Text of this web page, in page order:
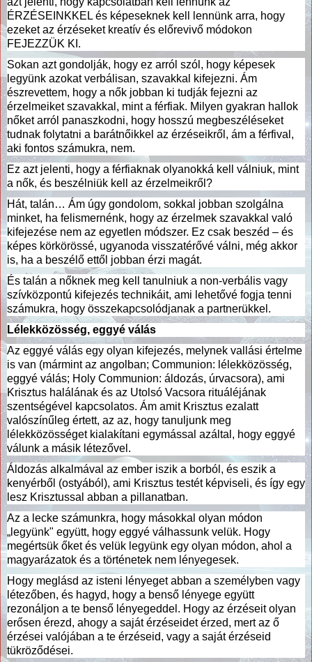
ÉRZÉSEINKKEL és képeseknek kell lennünk arra, hogy
ezeket az érzéseket kreatív és előrevivő módokon
FEJEZZÜK KI.
Sokan azt gondolják, hogy ez arról szól, hogy képesek
legyünk azokat verbálisan, szavakkal kifejezni. Ám
észrevettem, hogy a nők jobban ki tudják fejezni az
érzelmeiket szavakkal, mint a férfiak. Milyen gyakran hallok
nőket arról panaszkodni, hogy hosszú megbeszéléseket
tudnak folytatni a barátnőikkel az érzéseikről, ám a férfival,
aki fontos számukra, nem.
Ez azt jelenti, hogy a férfiaknak olyanokká kell válniuk, mint
a nők, és beszélniük kell az érzelmeikről?
Hát, talán… Ám úgy gondolom, sokkal jobban szolgálna
minket, ha felismernénk, hogy az érzelmek szavakkal való
kifejezése nem az egyetlen módszer. Ez csak beszéd – és
képes körkörössé, ugyanoda visszatérővé válni, még akkor
is, ha a beszélő ettől jobban érzi magát.
És talán a nőknek meg kell tanulniuk a non-verbális vagy
szívközpontú kifejezés technikáit, ami lehetővé fogja tenni
számukra, hogy összekapcsolódjanak a partnerükkel.
Lélekközösség, eggyé válás
Az eggyé válás egy olyan kifejezés, melynek vallási értelme
is van (mármint az angolban; Communion: lélekközösség,
eggyé válás; Holy Communion: áldozás, úrvacsora), ami
Krisztus halálának és az Utolsó Vacsora rituáléjának
szentségével kapcsolatos. Ám amit Krisztus ezalatt
valószínűleg értett, az az, hogy tanuljunk meg
lélekközösséget kialakítani egymással azáltal, hogy eggyé
válunk a másik létezővel.
Áldozás alkalmával az ember iszik a borból, és eszik a
kenyérből (ostyából), ami Krisztus testét képviseli, és így egy
lesz Krisztussal abban a pillanatban.
Az a lecke számunkra, hogy másokkal olyan módon
„legyünk" együtt, hogy eggyé válhassunk velük. Hogy
megértsük őket és velük legyünk egy olyan módon, ahol a
magyarázatok és a történetek nem lényegesek.
Hogy meglásd az isteni lényeget abban a személyben vagy
létezőben, és hagyd, hogy a benső lényege együtt
rezonáljon a te benső lényegeddel. Hogy az érzéseit olyan
erősen érezd, ahogy a saját érzéseidet érzed, mert az ő
érzései valójában a te érzéseid, vagy a saját érzéseid
tükröződései.